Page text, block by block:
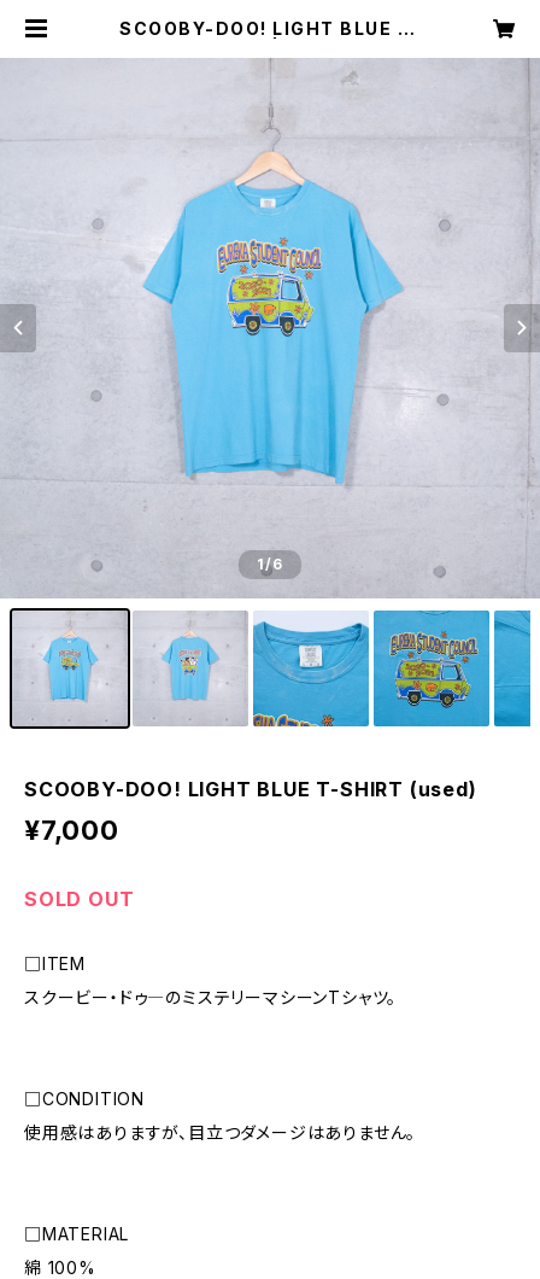
SCOOBY-DOO! LIGHT BLUE T-
1/6
SCOOBY-DOO! LIGHT BLUE T-SHIRT (used)
¥7,000
SOLD OUT
□ITEM
スクービー・ドゥ―のミステリーマシーンTシャツ。
□CONDITION
使用感はありますが、目立つダメージはありません。
□MATERIAL
綿 100%